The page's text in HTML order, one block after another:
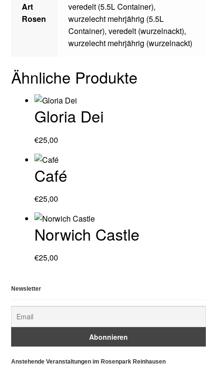
Art
Rosen
veredelt (5.5L Container),
wurzelecht mehrjährig (5.5L
Container),veredelt (wurzelnackt),
wurzelecht mehrjährig (wurzelnackt)
Ähnliche Produkte
Gloria Dei
€25,00
Café
€25,00
Norwich Castle
€25,00
Newsletter
Anstehende Veranstaltungen im Rosenpark Reinhausen